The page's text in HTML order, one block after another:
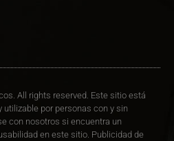
All rights reserved. Este sitio está
por personas con y sin
con nosotros si encuentra un
en este sitio. Publicidad de